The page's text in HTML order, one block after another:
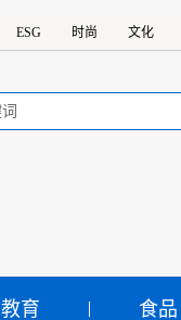
ESG 时尚 文化
教育 食品